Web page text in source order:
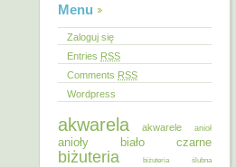
Menu
Zaloguj się
Entries RSS
Comments RSS
Wordpress
akwarela akwarele anioł
anioły biało czarne
biżuteria
biżuteria ślubna